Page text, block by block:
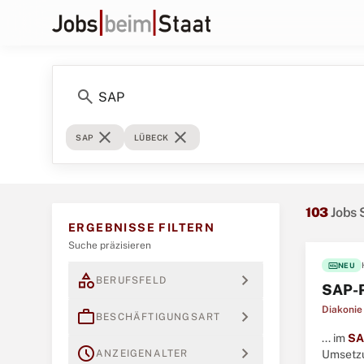
search
SAP close LÜBECK close
ERGEBNISSE FILTERN
Suche präzisieren
category BERUFSFELD expand_more
work BESCHÄFTIGUNGSART expand_more
scheduleANZEIGENALTER expand_more
103Jobs
fiber_newNEU
SAP-
... im